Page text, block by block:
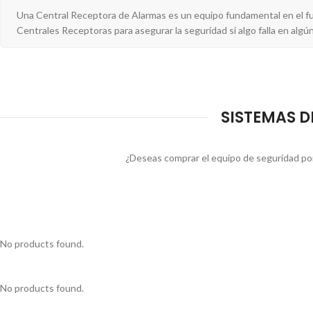
Una Central Receptora de Alarmas es un equipo fundamental en el
Centrales Receptoras para asegurar la seguridad si algo falla en
SISTEMAS
¿Deseas comprar el equipo de seguridad
No products found.
No products found.